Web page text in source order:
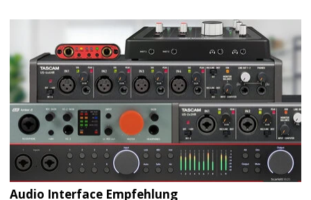
Audio Interface Empfehlung